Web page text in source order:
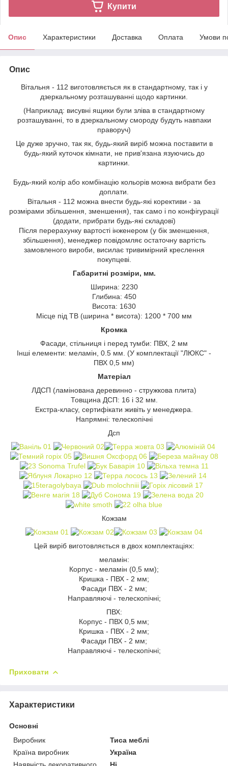
Купити
Опис Характеристики Доставка Оплата Умови
Опис
Вітальня - 112 виготовляється як в стандартному, так і у
дзеркальному розташуванні щодо картинки.
(Наприклад: висувні ящики були зліва в стандартному
розташуванні, то в дзеркальному смороду будуть навпаки
праворуч)
Це дуже зручно, так як, будь-який виріб можна поставити в
будь-який куточок кімнати, не прив'язана язуючись до
картинки.
Будь-який колір або комбінацію кольорів можна вибрати без
доплати.
Вітальня - 112 можна внести будь-які корективи - за
розмірами збільшення, зменшення), так само і по конфігурації
(додати, прибрати будь-які складові)
Після перерахунку вартості інженером (у бік зменшення,
збільшення), менеджер повідомляє остаточну вартість
замовленого вироби, висилає тривимірний креслення
покупцеві.
Габаритні розміри, мм.
Ширина: 2230
Глибина: 450
Висота: 1630
Місце під ТВ (ширина * висота): 1200 * 700 мм
Кромка
Фасади, стільниця і перед тумби: ПВХ, 2 мм
Інші елементи: меламін, 0.5 мм. (У комплектації "ЛЮКС" -
ПВХ 0,5 мм)
Матеріал
ЛДСП (ламінована деревинно - стружкова плита)
Товщина ДСП: 16 і 32 мм.
Екстра-класу, сертифікати живіть у менеджера.
Напрямні: телескопічні
Дсп
Кожзам
Цей виріб виготовляється в двох комплектаціях:
меламін:
Корпус - меламін (0,5 мм);
Кришка - ПВХ - 2 мм;
Фасади ПВХ - 2 мм;
Направляючі - телескопічні;
ПВХ:
Корпус - ПВХ 0,5 мм;
Кришка - ПВХ - 2 мм;
Фасади ПВХ - 2 мм;
Направляючі - телескопічні;
Приховати
Характеристики
Основні
Виробник
Тиса меблі
Країна виробник
Україна
Наявність декоративного
Ні